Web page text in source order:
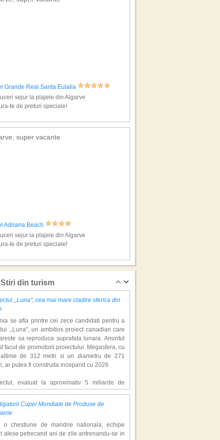
Grande Real Santa Eulalia
sejur la plajele din Algarve
te de preturi speciale!
super vacante
Adriana Beach
sejur la plajele din Algarve
te de preturi speciale!
super vacante
Dom Jose Beach
te de preturi speciale!
super vacante
Stiri din turism
,,Luna'', cea mai mare cladire sferica din
se afla printre cei zece candidati pentru a
,,Luna'', un ambitios proiect canadian care
sa reproduca suprafata lunara. Anuntul
facut de promotorii proiectului. Megasfera, cu
de 312 metri si un diametru de 271
ar putea fi construita incepand cu 2026
evaluat la aproximativ 5 miliarde de
include un complex de 200 de hectare, cu
facilitati de recreere si zone rezidentiale.
depaseste ideea unui simplu hotel
de turisti anual. �Luna� ar putea deveni
de top, 2,5 milioane de vizitatori fiind
Cupei Mondiale de Produse de
o chestiune de mandrie nationala, echipe
alese petrecand ani de zile antrenandu-se in